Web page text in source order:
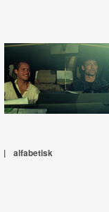
| alfabetisk